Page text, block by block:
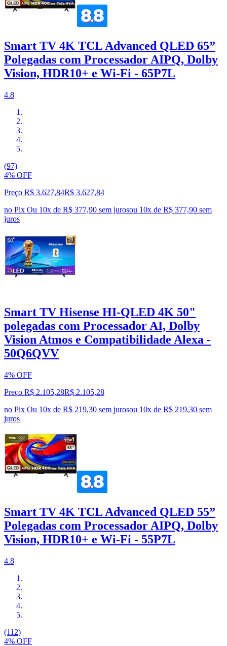
Smart TV 4K TCL Advanced QLED 65”
Polegadas com Processador AIPQ, Dolby
Vision, HDR10+ e Wi-Fi - 65P7L
4.8
(97)
4% OFF
Preço R$ 3.627,84R$ 3.627,84
no Pix Ou 10x de R$ 377,90 sem jurosou 10x de R$ 377,90 sem
juros
Smart TV Hisense HI-QLED 4K 50"
polegadas com Processador AI, Dolby
Vision Atmos e Compatibilidade Alexa -
50Q6QVV
4% OFF
Preço R$ 2.105,28R$ 2.105,28
no Pix Ou 10x de R$ 219,30 sem jurosou 10x de R$ 219,30 sem
juros
Smart TV 4K TCL Advanced QLED 55”
Polegadas com Processador AIPQ, Dolby
Vision, HDR10+ e Wi-Fi - 55P7L
4.8
(112)
4% OFF